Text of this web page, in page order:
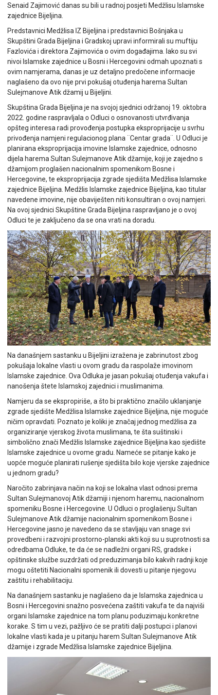
Senaid Zajimović danas su bili u radnoj posjeti Medžlisu Islamske
zajednice Bijeljina.
Predstavnici Medžlisa IZ Bijeljina i predstavnici Bošnjaka u
Skupštini Grada Bijeljina i Gradskoj upravi informirali su muftiju
Fazlovića i direktora Zajimovića o ovim događajima. Iako su svi
nivoi Islamske zajednice u Bosni i Hercegovini odmah upoznati s
ovim namjerama, danas je uz detaljno predočene informacije
naglašeno da ovo nije prvi pokušaj otuđenja harema Sultan
Sulejmanove Atik džamij u Bijeljini.
Skupština Grada Bijeljina je na svojoj sjednici održanoj 19. oktobra
2022. godine raspravljala o Odluci o osnovanosti utvrđivanja
opšteg interesa radi provođenja postupka eksproprijacije u svrhu
privođenja namjeni regulacionog plana ¨Centar grada¨. U Odluci je
planirana eksproprijacija imovine Islamske zajednice, odnosno
dijela harema Sultan Sulejmanove Atik džamije, koji je zajedno s
džamijom proglašen nacionalnim spomenikom Bosne i
Hercegovine, te eksproprijacija zgrade sjedišta Medžlisa Islamske
zajednice Bijeljina. Medžlis Islamske zajednice Bijeljina, kao titular
navedene imovine, nije obaviješten niti konsultiran o ovoj namjeri.
Na ovoj sjednici Skupštine Grada Bijeljina raspravljano je o ovoj
Odluci te je zaključeno da se ona vrati na doradu.
Na današnjem sastanku u Bijeljini izražena je zabrinutost zbog
pokušaja lokalne vlasti u ovom gradu da raspolaže imovinom
Islamske zajednice. Ova Odluka je jasan pokušaj otuđenja vakufa i
nanošenja štete Islamskoj zajednici i muslimanima.
Namjeru da se ekspropiriše, a što bi praktično značilo uklanjanje
zgrade sjedište Medžlisa Islamske zajednice Bijeljina, nije moguće
ničim opravdati. Poznato je koliki je značaj jednog medžlisa za
organiziranje vjerskog života muslimana, te šta suštinski i
simbolično znači Medžlis Islamske zajednice Bijeljina kao sjedište
Islamske zajednice u ovome gradu. Nameće se pitanje kako je
uopće moguće planirati rušenje sjedišta bilo koje vjerske zajednice
u jednom gradu?
Naročito zabrinjava način na koji se lokalna vlast odnosi prema
Sultan Sulejmanovoj Atik džamiji i njenom haremu, nacionalnom
spomeniku Bosne i Hercegovine. U Odluci o proglašenju Sultan
Sulejmanove Atik džamije nacionalnim spomenikom Bosne i
Hercegovine jasno je navedeno da se stavljaju van snage svi
provedbeni i razvojni prostorno-planski akti koji su u suprotnosti sa
odredbama Odluke, te da će se nadležni organi RS, gradske i
opštinske službe suzdržati od preduzimanja bilo kakvih radnji koje
mogu oštetiti Nacionalni spomenik ili dovesti u pitanje njegovu
zaštitu i rehabilitaciju.
Na današnjem sastanku je naglašeno da je Islamska zajednica u
Bosni i Hercegovini snažno posvećena zaštiti vakufa te da najviši
organi Islamske zajednice na tom planu poduzimaju konkretne
korake. S tim u vezi, pažljivo će se pratiti dalji postupci i planovi
lokalne vlasti kada je u pitanju harem Sultan Sulejmanove Atik
džamije i zgrade Medžlisa Islamske zajednice Bijeljina.